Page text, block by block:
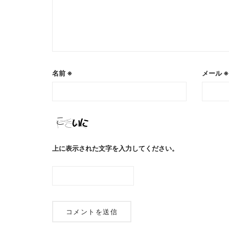
名前 ※ メール※
上に表示された文字を入力してください。